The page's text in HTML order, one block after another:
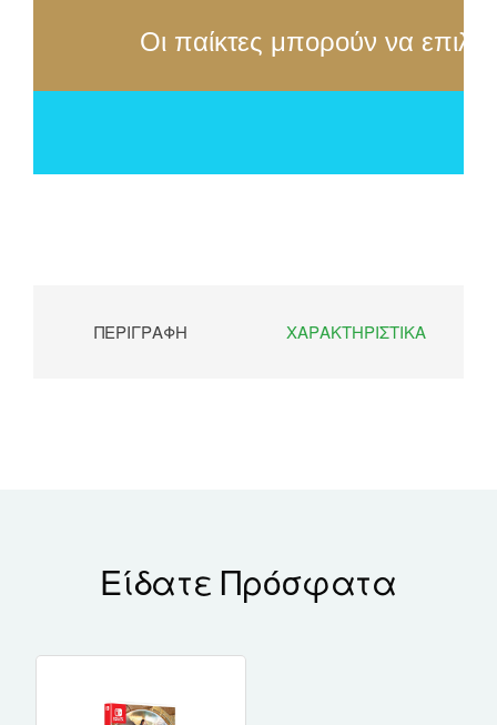
Οι παίκτες μπορούν να
ΠΕΡΙΓΡΑΦΉ ΧΑΡΑΚΤΗΡΙΣΤΙΚΆ
Είδατε Πρόσφατα